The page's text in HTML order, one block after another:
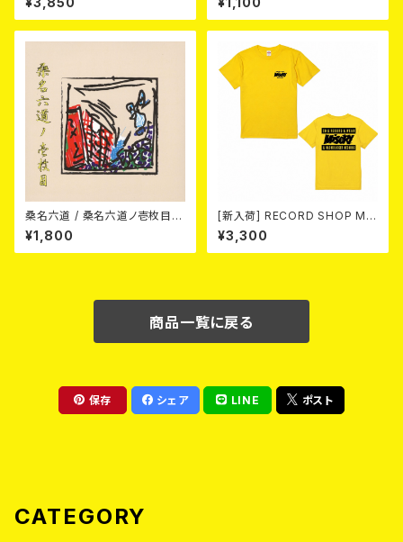
桑名六道 / 桑名六道ノ壱枚目
(CD)
¥1,800
[新入荷] RECORD SHOP MIS
ERY / 33th anniversary T-s
hirts (yellow ①)
¥3,300
商品一覧に戻る
保存 シェア LINE ポスト
CATEGORY